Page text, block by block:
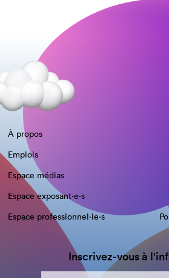
À propos
Emplois
Espace médias
Espace exposant·e⋅s
Espace professionnel·le⋅s
Inscrivez-vous à